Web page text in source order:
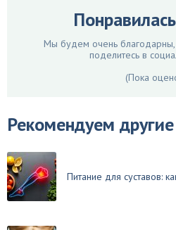
Мы будем очень
поделитесь в
(Пока
Рекомендуем
Питание для суставов: